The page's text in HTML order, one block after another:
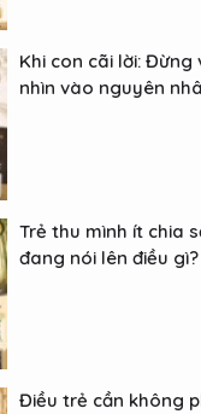
Khi con cãi lời: Đừng
nhìn vào nguyên
Trẻ thu mình ít chia
đang nói lên điều gì?
Điều trẻ cần không